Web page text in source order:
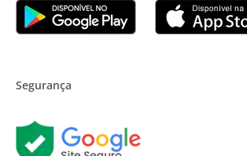
Segurança